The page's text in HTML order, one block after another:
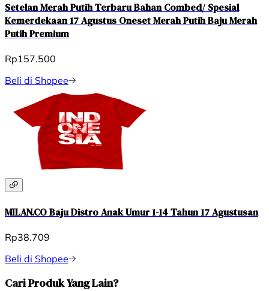
Setelan Merah Putih Terbaru Bahan Combed/ Spesial
Kemerdekaan 17 Agustus Oneset Merah Putih Baju Merah
Putih Premium
Rp157.500
Beli di Shopee
MILAN.CO Baju Distro Anak Umur 1-14 Tahun 17 Agustusan
Rp38.709
Beli di Shopee
Cari Produk Yang Lain?